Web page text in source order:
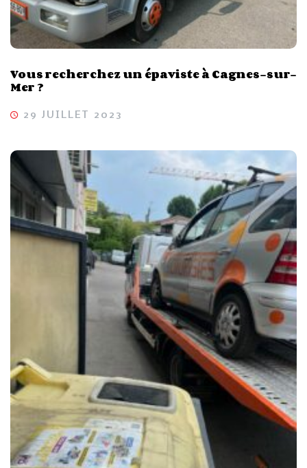
Vous recherchez un épaviste à Cagnes-sur-
Mer ?
29 JUILLET 2023